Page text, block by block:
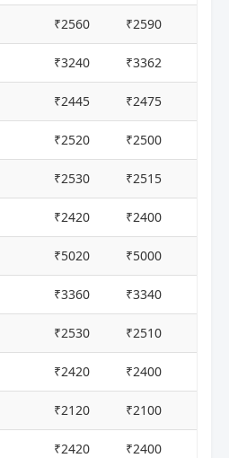
₹2560 ₹2590
₹3240 ₹3362
₹2445 ₹2475
₹2520 ₹2500
₹2530 ₹2515
₹2420 ₹2400
₹5020 ₹5000
₹3360 ₹3340
₹2530 ₹2510
₹2420 ₹2400
₹2120 ₹2100
₹2420 ₹2400